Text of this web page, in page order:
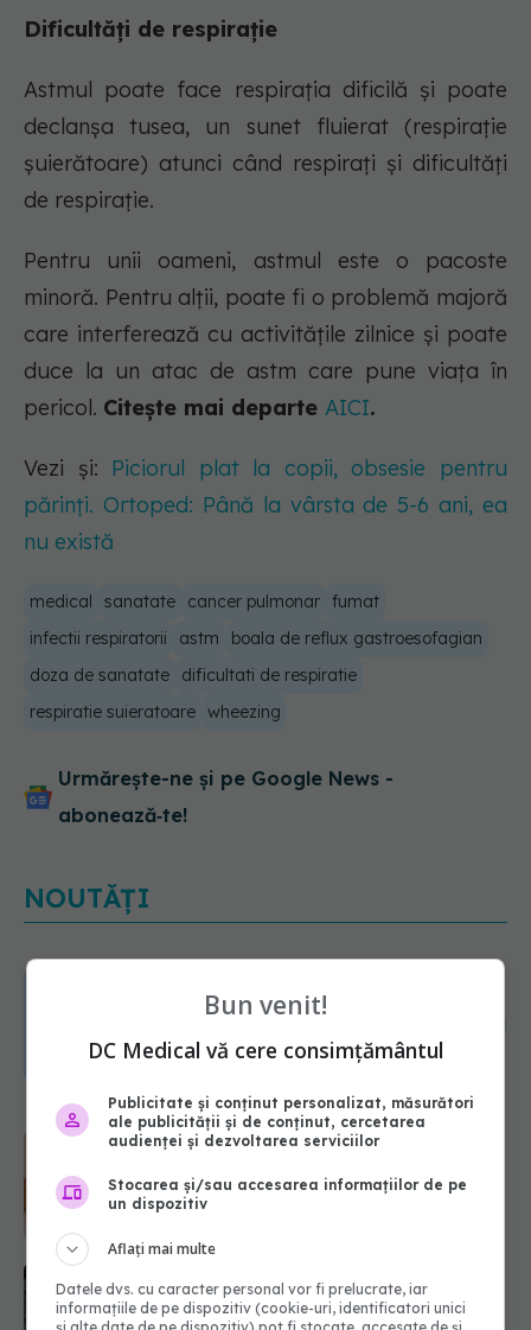
Dificultăți de respirație
Astmul poate face respirația dificilă și poate
declanșa tusea, un sunet fluierat (respirație
șuierătoare) atunci când respirați și dificultăți
de respirație.
Pentru unii oameni, astmul este o pacoste
minoră. Pentru alții, poate fi o problemă majoră
care interferează cu activitățile zilnice și poate
duce la un atac de astm care pune viața în
pericol. Citește mai departe AICI.
Vezi și: Piciorul plat la copii, obsesie pentru
părinți. Ortoped: Până la vârsta de 5-6 ani, ea
nu există
medical sanatate cancer pulmonar fumat
infectii respiratorii
astm
boala de reflux gastroesofagian
doza de sanatate
dificultati de respiratie
respiratie suieratoare wheezing
Urmărește-ne și pe Google News -
abonează‑te!
NOUTĂȚI
o fac când își cumpără sutien. Un
06.08.2026, 18:08
Colebil și Panzcebil, blocate
temporar în farmacii. ANMDMR
06.08.2026, 16:37
hipertensiune. De ce doi pacienți cu
aceeași tensiune pot primi
Bun venit!
DC Medical vă cere consimțământul
Publicitate și conținut personalizat, măsurători
ale publicității și de conținut, cercetarea
audienței și dezvoltarea serviciilor
Stocarea și/sau accesarea informațiilor de pe
un dispozitiv
Aflați mai multe
Datele dvs. cu caracter personal vor fi prelucrate, iar
informațiile de pe dispozitiv (cookie-uri, identificatori unici